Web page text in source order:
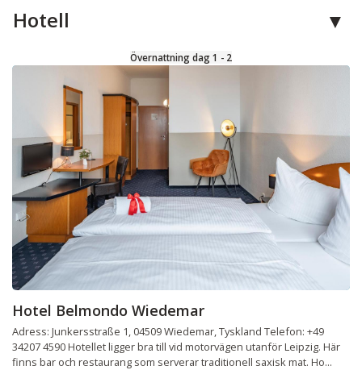
Hotell
Övernattning dag 1 - 2
Hotel Belmondo Wiedemar
Adress: Junkersstraße 1, 04509 Wiedemar, Tyskland Telefon: +49
34207 4590 Hotellet ligger bra till vid motorvägen utanför Leipzig. Här
finns bar och restaurang som serverar traditionell saxisk mat. Ho...